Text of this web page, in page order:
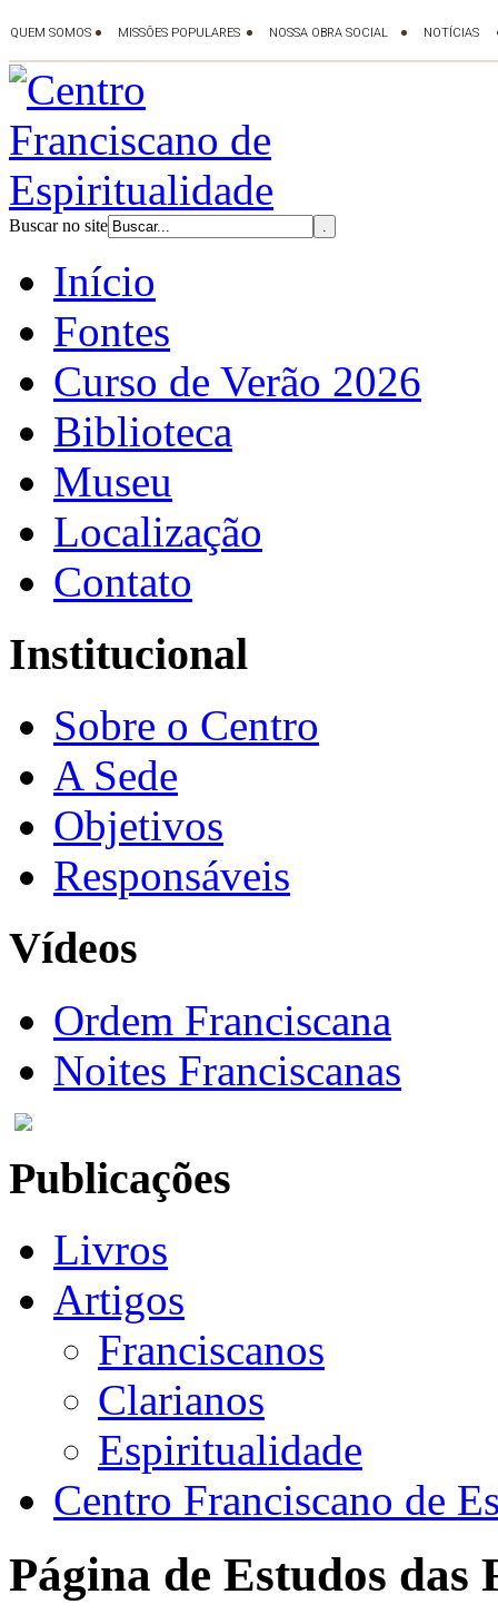
Buscar no site
Início
Fontes
Curso de Verão 2026
Biblioteca
Museu
Localização
Contato
Institucional
Sobre o Centro
A Sede
Objetivos
Responsáveis
Vídeos
Ordem Franciscana
Noites Franciscanas
Publicações
Livros
Artigos
Franciscanos
Clarianos
Espiritualidade
Centro Franciscano de
Página de Estudos das